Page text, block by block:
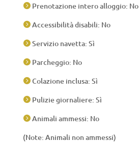
Prenotazione intero alloggio: No
Accessibilità disabili: No
Servizio navetta: Sì
Parcheggio: No
Colazione inclusa: Sì
Pulizie giornaliere: Sì
Animali ammessi: No
(Note: Animali non ammessi)